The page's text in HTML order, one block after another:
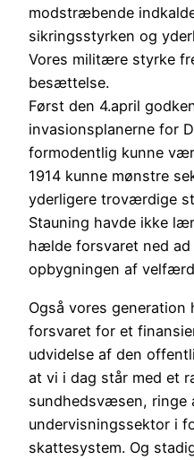
modstræbende
sikringsstyrken og
Vores militære styrke
besættelse.
Først den 4.april
invasionsplanerne for
formodentlig kunne
1914 kunne mønstre
yderligere troværdige
Stauning havde ikke
hælde forsvaret ned
opbygningen af
Også vores generation
forsvaret for et
udvidelse af den
at vi i dag står med et
sundhedsvæsen, ringe
undervisningssektor i
skattesystem. Og